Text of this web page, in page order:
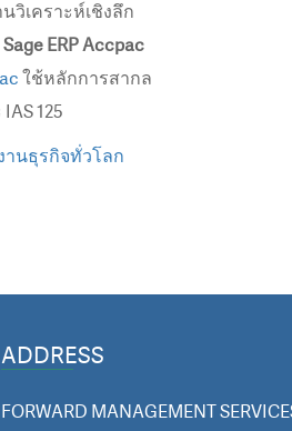
วิเคราะห์เชิงลึก
Sage ERP Accpac
ใช้หลักการสากล
125
านธุรกิจทั่วโลก
ADDRESS
FORWARD MANAGEMENT